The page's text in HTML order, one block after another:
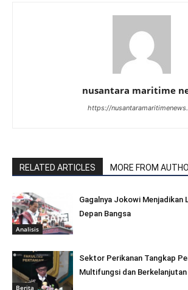
nusantara maritime
https://
RELATED ARTICLES MORE FROM
Analisis
Gagalnya Jokowi Menjadikan
Depan Bangsa
Berita
Sektor Perikanan Tangkap
Multifungsi dan Berkelanjutan